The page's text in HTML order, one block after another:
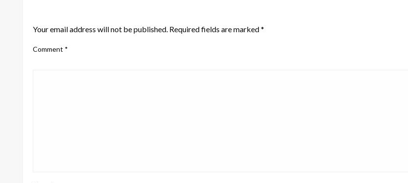
Your email address will not be published. Required fields are marked*
Comment *